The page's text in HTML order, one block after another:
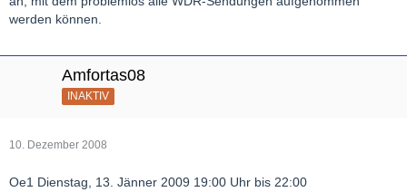
werden können.
Amfortas08
INAKTIV
10. Dezember 2008
Oe1 Dienstag, 13. Jänner 2009 19:00 Uhr bis 22:00